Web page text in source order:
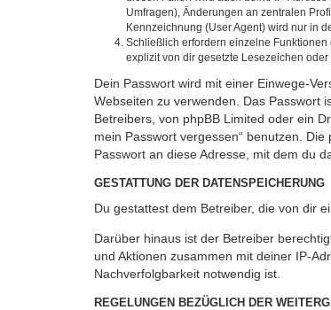
Umfragen), Änderungen an zentralen
Kennzeichnung (User Agent) wird nur in
Schließlich erfordern einzelne
explizit von dir gesetzte Lesezeichen
Dein Passwort wird mit einer Einwege-
Webseiten zu verwenden. Das Passwort
Betreibers, von phpBB Limited oder ein
mein Passwort vergessen“ benutzen.
Passwort an diese Adresse, mit dem du
GESTATTUNG DER DATENSPEICHERUNG
Du gestattest dem Betreiber, die von dir
Darüber hinaus ist der Betreiber
und Aktionen zusammen mit deiner IP-
Nachverfolgbarkeit notwendig ist.
REGELUNGEN BEZÜGLICH DER